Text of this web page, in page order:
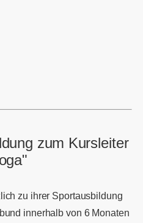
zum Kursleiter
zu ihrer Sportausbildung
innerhalb von 6 Monaten